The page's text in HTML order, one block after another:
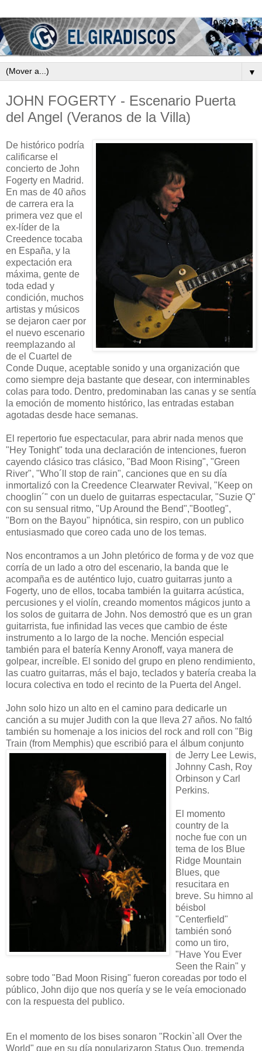
▼
JOHN FOGERTY - Escenario Puerta
del Angel (Veranos de la Villa)
De histórico podría
calificarse el
concierto de John
Fogerty en Madrid.
En mas de 40 años
de carrera era la
primera vez que el
ex-líder de la
Creedence tocaba
en España, y la
expectación era
máxima, gente de
toda edad y
condición, muchos
artistas y músicos
se dejaron caer por
el nuevo escenario
reemplazando al
de el Cuartel de
Conde Duque, aceptable sonido y una organización que
como siempre deja bastante que desear, con interminables
colas para todo. Dentro, predominaban las canas y se sentía
la emoción de momento histórico, las entradas estaban
agotadas desde hace semanas.
El repertorio fue espectacular, para abrir nada menos que
"Hey Tonight" toda una declaración de intenciones, fueron
cayendo clásico tras clásico, "Bad Moon Rising", "Green
River", "Who´ll stop de rain", canciones que en su día
inmortalizó con la Creedence Clearwater Revival, "Keep on
chooglin´" con un duelo de guitarras espectacular, "Suzie Q"
con su sensual ritmo, "Up Around the Bend","Bootleg",
"Born on the Bayou" hipnótica, sin respiro, con un publico
entusiasmado que coreo cada uno de los temas.
Nos encontramos a un John pletórico de forma y de voz que
corría de un lado a otro del escenario, la banda que le
acompaña es de auténtico lujo, cuatro guitarras junto a
Fogerty, uno de ellos, tocaba también la guitarra acústica,
percusiones y el violín, creando momentos mágicos junto a
los solos de guitarra de John. Nos demostró que es un gran
guitarrista, fue infinidad las veces que cambio de éste
instrumento a lo largo de la noche. Mención especial
también para el batería Kenny Aronoff, vaya manera de
golpear, increíble. El sonido del grupo en pleno rendimiento,
las cuatro guitarras, más el bajo, teclados y batería creaba la
locura colectiva en todo el recinto de la Puerta del Angel.
John solo hizo un alto en el camino para dedicarle un
canción a su mujer Judith con la que lleva 27 años. No faltó
también su homenaje a los inicios del rock and roll con "Big
Train (from Memphis) que escribió para el álbum conjunto
de Jerry Lee Lewis,
Johnny Cash, Roy
Orbinson y Carl
Perkins.
El momento
country de la
noche fue con un
tema de los Blue
Ridge Mountain
Blues, que
resucitara en
breve. Su himno al
béisbol
"Centerfield"
también sonó
como un tiro,
"Have You Ever
Seen the Rain" y
sobre todo "Bad Moon Rising" fueron coreadas por todo el
público, John dijo que nos quería y se le veía emocionado
con la respuesta del publico.
En el momento de los bises sonaron "Rockin`all Over the
World" que en su día popularizaron Status Quo, tremenda